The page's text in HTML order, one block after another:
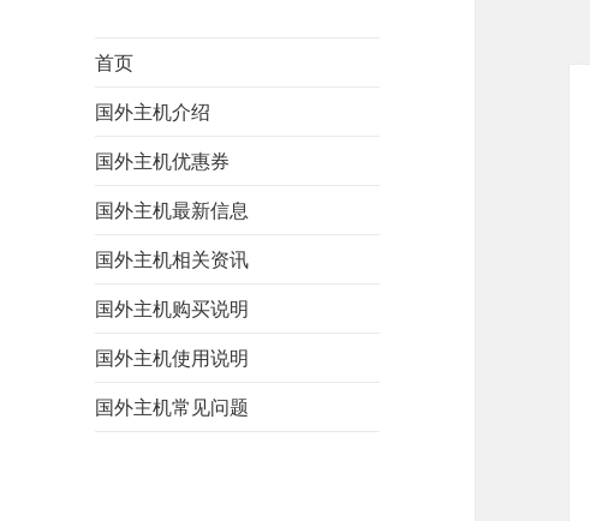
首页
国外主机介绍
国外主机优惠券
国外主机最新信息
国外主机相关资讯
国外主机购买说明
国外主机使用说明
国外主机常见问题